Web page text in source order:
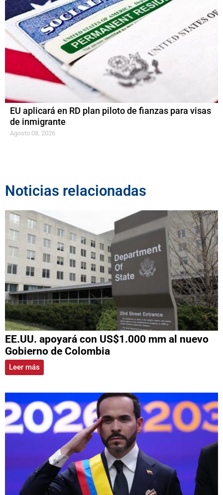
EU aplicará en RD plan piloto de fianzas para visas
de inmigrante
Agosto 08, 2026
Noticias relacionadas
EE.UU. apoyará con US$1.000 mm al nuevo
Gobierno de Colombia
Leer más